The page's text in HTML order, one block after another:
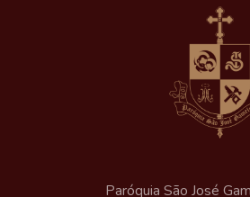
Paróquia São José